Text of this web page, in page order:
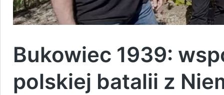
Bukowiec 1939:
polskiej batalii z